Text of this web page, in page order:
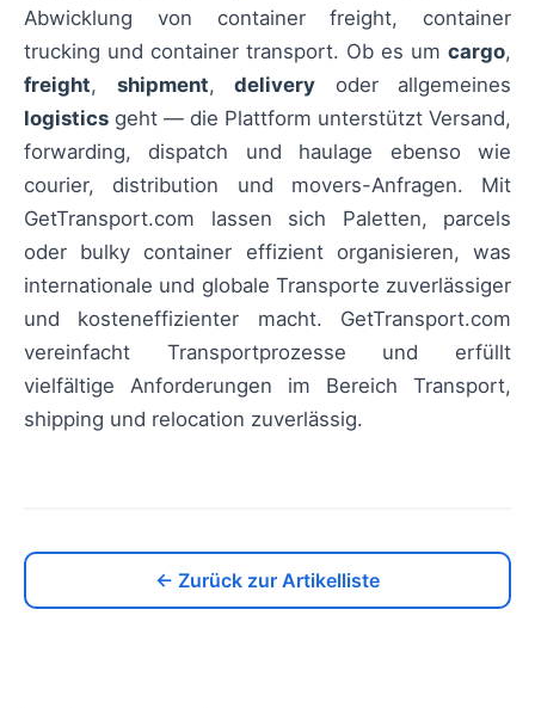
Abwicklung von container freight, container
trucking und container transport. Ob es um cargo,
freight, shipment, delivery oder allgemeines
logistics geht — die Plattform unterstützt Versand,
forwarding, dispatch und haulage ebenso wie
courier, distribution und movers-Anfragen. Mit
GetTransport.com lassen sich Paletten, parcels
oder bulky container effizient organisieren, was
internationale und globale Transporte zuverlässiger
und kosteneffizienter macht. GetTransport.com
vereinfacht Transportprozesse und erfüllt
vielfältige Anforderungen im Bereich Transport,
shipping und relocation zuverlässig.
← Zurück zur Artikelliste